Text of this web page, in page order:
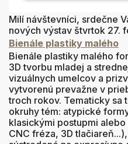
Milí návštevníci, srdečne
nových výstav štvrtok 27.
Bienále plastiky malého
Bienále plastiky malého
3D tvorbu mladej a
vizuálnych umelcov a
vytvorenú prevažne v
troch rokov. Tematicky sa
okruhy tém: atypické
klasickými postupmi
CNC fréza, 3D